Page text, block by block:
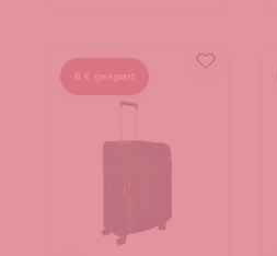
6 € gespart